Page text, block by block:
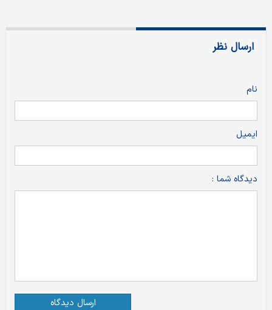
ارسال نظر
نام
ایمیل
دیدگاه شما :
ارسال دیدگاه